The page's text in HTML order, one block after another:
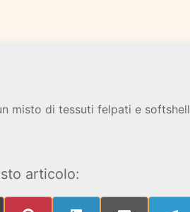
misto di tessuti felpati e softshell
articolo: